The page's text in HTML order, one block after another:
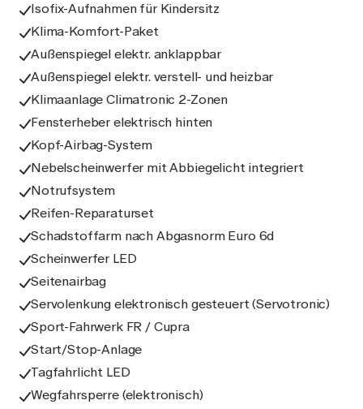
Isofix-Aufnahmen für Kindersitz
Klima-Komfort-Paket
Außenspiegel elektr. anklappbar
Außenspiegel elektr. verstell- und heizbar
Klimaanlage Climatronic 2-Zonen
Fensterheber elektrisch hinten
Kopf-Airbag-System
Nebelscheinwerfer mit Abbiegelicht integriert
Notrufsystem
Reifen-Reparaturset
Schadstoffarm nach Abgasnorm Euro 6d
Scheinwerfer LED
Seitenairbag
Servolenkung elektronisch gesteuert (Servotronic)
Sport-Fahrwerk FR / Cupra
Start/Stop-Anlage
Tagfahrlicht LED
Wegfahrsperre (elektronisch)